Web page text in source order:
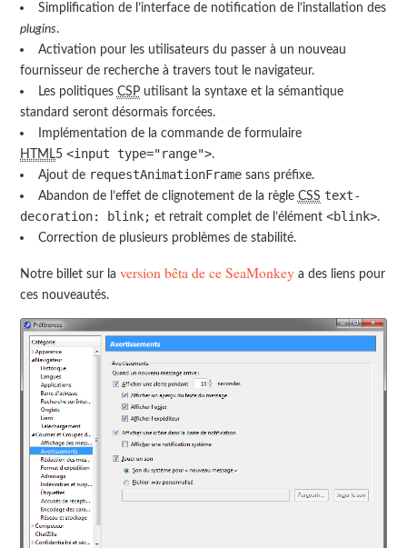
Simplification de l’interface de notification de l’installation des
plugins.
Activation pour les utilisateurs du passer à un nouveau
fournisseur de recherche à travers tout le navigateur.
Les politiques CSPutilisant la syntaxe et la sémantique
standard seront désormais forcées.
Implémentation de la commande de formulaire
HTML5<input type="range">.
Ajout de requestAnimationFramesans préfixe.
Abandon de l’effet de clignotement de la règle CSS text-
decoration: blink; et retrait complet de l’élément<blink>.
Correction de plusieurs problèmes de stabilité.
Notre billet sur laversion bêta de ce SeaMonkey a des liens pour
ces nouveautés.